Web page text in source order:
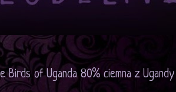
Birds of Uganda 80% ciemna z Ugandy